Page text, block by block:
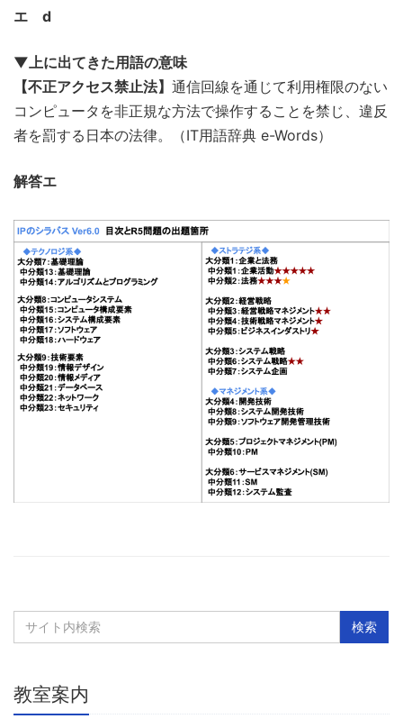
エ d
▼上に出てきた用語の意味
【不正アクセス禁止法】 通信回線を通じて利用権限のない
コンピュータを非正規な方法で操作することを禁じ、違反
者を罰する日本の法律。（IT用語辞典 e-Words）
解答エ
教室案内